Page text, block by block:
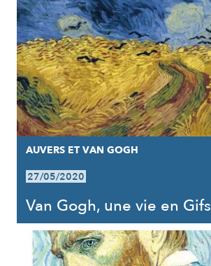
AUVERS ET VAN GOGH
27/05/2020
Van Gogh, une vie en Gifs